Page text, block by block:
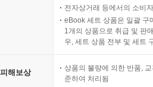
전자상거래 등에서의 소비
eBook 세트 상품은 일괄 구
1개의 상품으로 취급 및 판
우, 세트 상품 전부 및 세트
해보상
상품의 불량에 의한 반품,
준하여 처리됨